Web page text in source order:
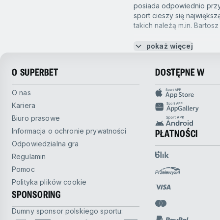
Futbol australijski
Futsal
Golf
Honor of Kings
Kolarstwo
Koszykówka 3x3
Krykiet
posiada odpowiednio
sport cieszy się
takich należą m.in.
Zakłady
będzie zwycięzcą, kto
zawodników. Nim
wybrane przez siebie
Zakłady live na
W Superbet masz
reagować na
Takie zakłady
szybkiej analizy.
ŻUŻEL: KURSY
Na rynku wyróżniamy się
pokaż więcej
O SUPERBET
O nas
Kariera
Biuro prasowe
Informacja o ochronie prywatności
Odpowiedzialna gra
Regulamin
Pomoc
Polityka plików cookie
SPONSORING
Dumny sponsor polskiego sportu:
DOSTĘPNE W
PŁATNOŚCI